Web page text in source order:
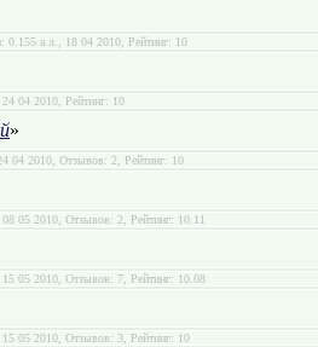
0.155 а.л., 18 04 2010, Рейтинг: 10
04 2010, Рейтинг: 10
»
04 2010, Отзывов: 2, Рейтинг: 10
05 2010, Отзывов: 2, Рейтинг: 10.11
05 2010, Отзывов: 7, Рейтинг: 10.08
05 2010, Отзывов: 3, Рейтинг: 10